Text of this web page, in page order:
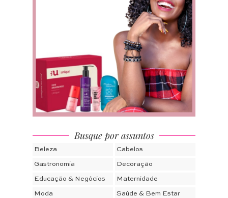
Busque por assuntos
Beleza Cabelos
Gastronomia Decoração
Educação & Negócios Maternidade
Moda Saúde & Bem Estar